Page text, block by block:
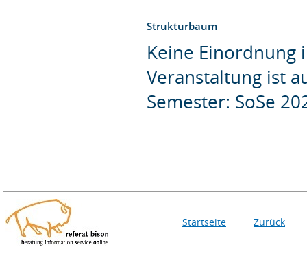
Strukturbaum
Keine Einordnung
Veranstaltung ist
Semester: SoSe
Startseite Zurück